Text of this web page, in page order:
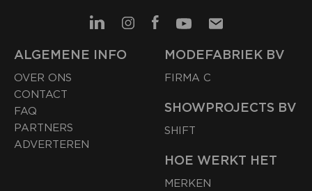
ALGEMENE INFO
OVER ONS
CONTACT
FAQ
PARTNERS
ADVERTEREN
MODEFABRIEK BV
FIRMA C
SHOWPROJECTS BV
SHIFT
HOE WERKT HET
MERKEN